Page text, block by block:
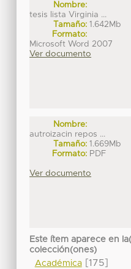
Nombre:
tesis lista Virginia ...
Tamaño: 1.642Mb
Formato:
Microsoft Word 2007
Ver documento
Nombre:
autroizacin repos ...
Tamaño: 1.669Mb
Formato: PDF
Ver documento
Este ítem aparece en
colección(ones)
Académica[175]